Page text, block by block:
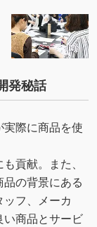
発秘話
実際に商品を使
貢献。また、
の背景にある
フ、メーカ
い商品とサービ